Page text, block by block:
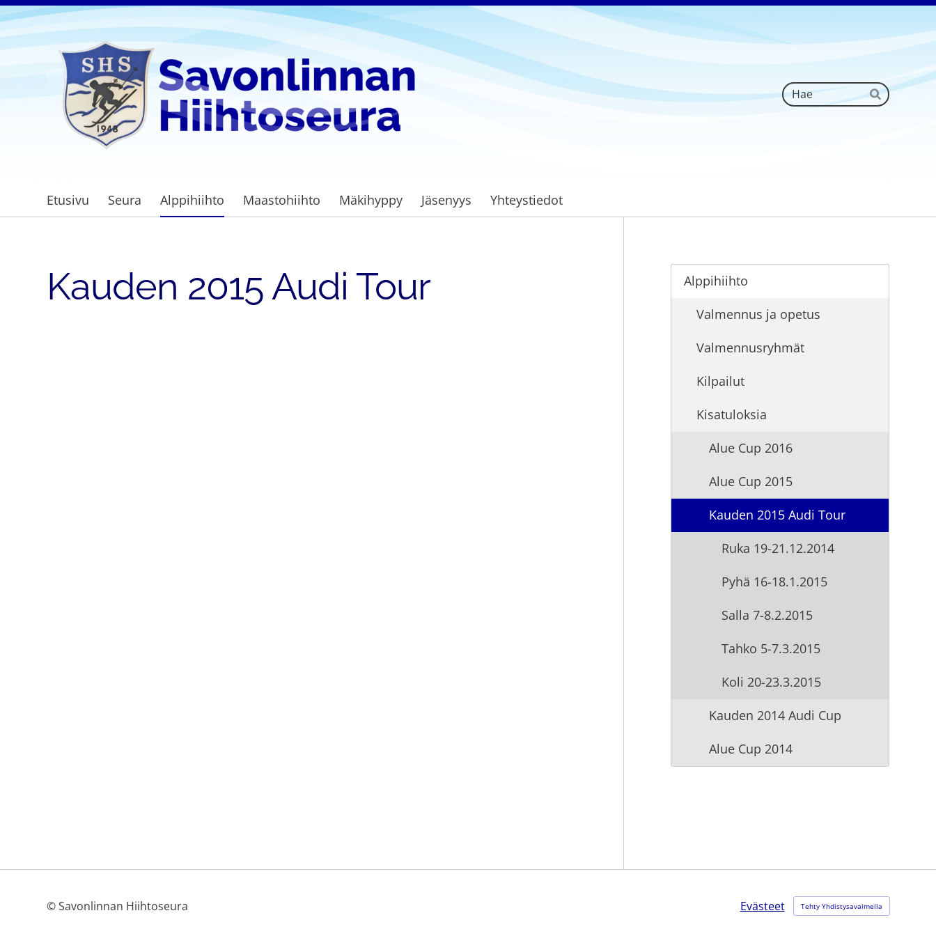
Siirry
sivun
sisältöön
Savonlinnan Hiihtoseura
Haku
Hae
Etusivu Seura Alppihiihto Maastohiihto Mäkihyppy Jäsenyys Yhteystiedot
Kauden 2015 Audi Tour
Alppihiihto
Valmennus ja opetus
Valmennusryhmät
Kilpailut
Kisatuloksia
Alue Cup 2016
Alue Cup 2015
Kauden 2015 Audi Tour
Ruka 19-21.12.2014
Pyhä 16-18.1.2015
Salla 7-8.2.2015
Tahko 5-7.3.2015
Koli 20-23.3.2015
Kauden 2014 Audi Cup
Alue Cup 2014
©Savonlinnan Hiihtoseura Evästeet Tehty Yhdistysavaimella